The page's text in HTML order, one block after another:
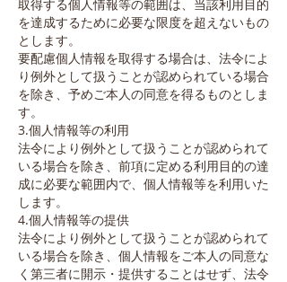
取得する個人情報等の範囲は、当該利用目的
を達成するために必要な限度を超えないもの
とします。
要配慮個人情報を取得する場合は、法令によ
り例外として扱うことが認められている場合
を除き、予めご本人の同意を得るものとしま
す。
3.個人情報等の利用
法令により例外として扱うことが認められて
いる場合を除き、前項に定める利用目的の達
成に必要な範囲内で、個人情報等を利用いた
します。
4.個人情報等の提供
法令により例外として扱うことが認められて
いる場合を除き、個人情報をご本人の同意な
く第三者に開示・提供することはせず、法令